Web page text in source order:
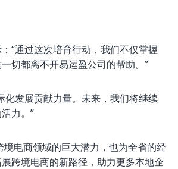
“通过这次培育行动，我们不仅掌握
切都离不开易运盈公司的帮助。”
化发展贡献力量。未来，我们将继续
力。”
电商领域的巨大潜力，也为全省的经
跨境电商的新路径，助力更多本地企